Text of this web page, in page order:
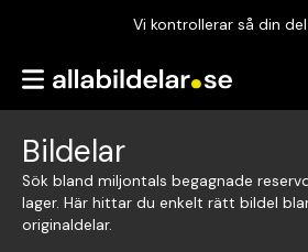
Vi kontrollerar så din
Garanterad
Bildelar
Sök bland miljontals begagnade
lager. Här hittar du enkelt rätt bildel
originaldelar.